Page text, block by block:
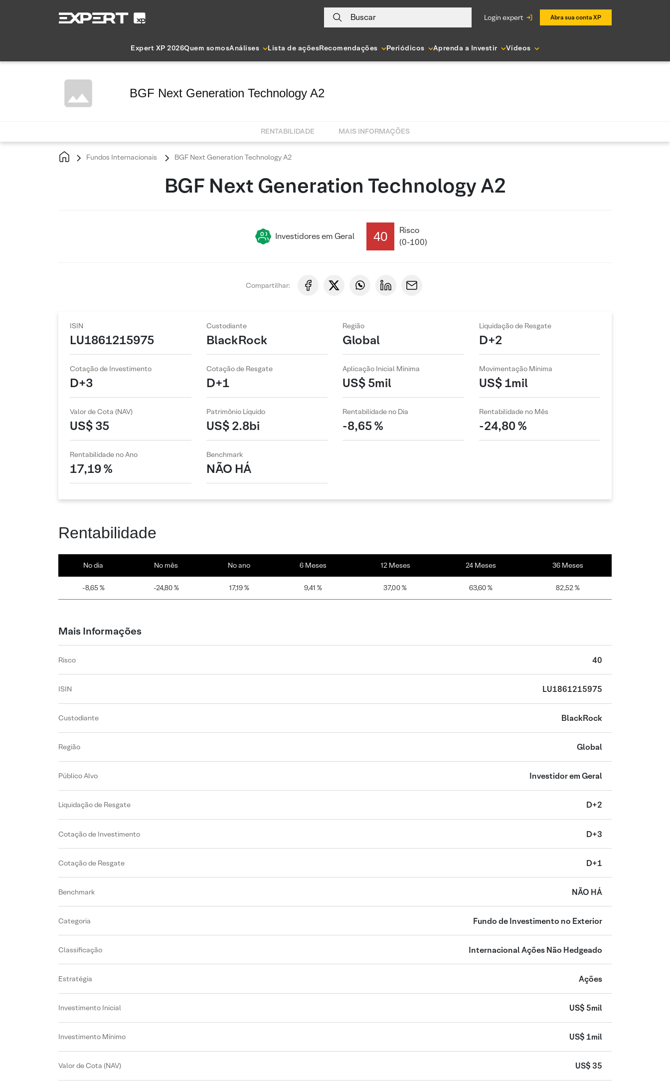
Buscar login expert Abra sua conta XP
Expert XP 2026Quem somosAnálises Lista de açõesRecomendações Periódicos Aprenda a Investir Vídeos
BGF Next Generation Technology A2
RENTABILIDADE MAIS INFORMAÇÕES
Fundos Internacionais BGF Next Generation Technology A2
BGF Next Generation Technology A2
Investidores em Geral 40
Risco
(0-100)
Compartilhar:
ISIN
LU1861215975
Custodiante
BlackRock
Região
Global
Liquidação de Resgate
D+2
Cotação de Investimento
D+3
Cotação de Resgate
D+1
Aplicação Inicial Mínima
US$ 5mil
Movimentação Mínima
US$ 1mil
Valor de Cota (NAV)
US$ 35
Patrimônio Líquido
US$ 2.8bi
Rentabilidade no Dia
-8,65 %
Rentabilidade no Mês
-24,80 %
Rentabilidade no Ano
17,19 %
Benchmark
NÃO HÁ
Rentabilidade
No dia No mês No ano 6 Meses 12 Meses 24 Meses 36 Meses
-8,65 % -24,80 % 17,19 % 9,41 % 37,00 % 63,60 % 82,52 %
Mais Informações
Risco 40
ISIN LU1861215975
Custodiante BlackRock
Região Global
Público Alvo Investidor em Geral
Liquidação de Resgate D+2
Cotação de Investimento D+3
Cotação de Resgate D+1
Benchmark NÃO HÁ
Categoria Fundo de Investimento no Exterior
Classificação Internacional Ações Não Hedgeado
Estratégia Ações
Investimento Inicial US$ 5mil
Investimento Mínimo US$ 1mil
Valor de Cota (NAV) US$ 35